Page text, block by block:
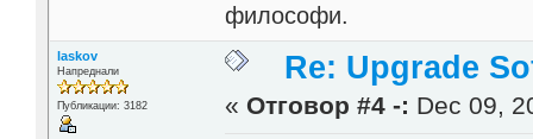
философи.
laskov
Напреднали
Публикации: 3182
Re: Upgrade
« Отговор #4 -: Dec 09,